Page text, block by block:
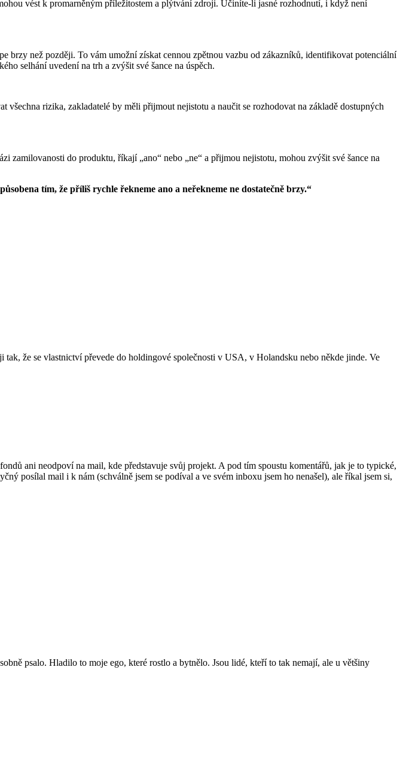
vést k promarněným příležitostem a plýtvání zdroji. Učiníte-li jasné rozhodnutí, i když není
brzy než později. To vám umožní získat cennou zpětnou vazbu od zákazníků, identifikovat potenciální
selhání uvedení na trh a zvýšit své šance na úspěch.
všechna rizika, zakladatelé by měli přijmout nejistotu a naučit se rozhodovat na základě dostupných
zamilovanosti do produktu, říkají „ano“ nebo „ne“ a přijmou nejistotu, mohou zvýšit své šance na
tím, že příliš rychle řekneme ano a neřekneme ne dostatečně brzy.“
že se vlastnictví převede do holdingové společnosti v USA, v Holandsku nebo někde jinde. Ve
ani neodpoví na mail, kde představuje svůj projekt. A pod tím spoustu komentářů, jak je to typické,
posílal mail i k nám (schválně jsem se podíval a ve svém inboxu jsem ho nenašel), ale říkal jsem si,
psalo. Hladilo to moje ego, které rostlo a bytnělo. Jsou lidé, kteří to tak nemají, ale u většiny